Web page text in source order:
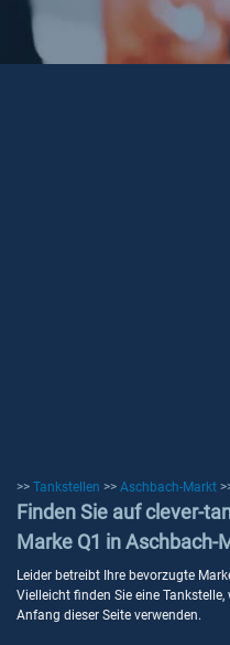
>> Tankstellen >> Aschbach-Markt
Finden Sie auf clever-
Marke Q1 in Aschbach-
Leider betreibt Ihre bevorzugte
Vielleicht finden Sie eine
Anfang dieser Seite verwenden.